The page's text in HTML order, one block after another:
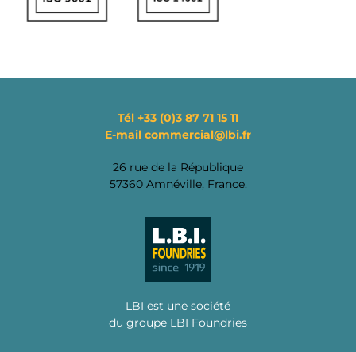
Tél +33 (0)3 87 71 15 11
E-mail commercial@lbi.fr
26 rue de la République
57360 Amnéville, France.
LBI est une société
du groupe LBI Foundries